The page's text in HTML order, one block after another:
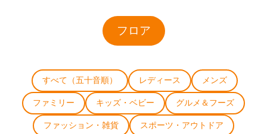
フロア
すべて（五十音順） レディース メンズ
ファミリー キッズ・ベビー グルメ＆フーズ
ファッション・雑貨 スポーツ・アウトドア